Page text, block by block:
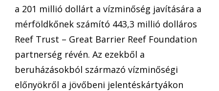
a 201 millió dollárt a vízminőség javítására a
mérföldkőnek számító 443,3 millió dolláros
Reef Trust – Great Barrier Reef Foundation
partnerség révén. Az ezekből a
beruházásokból származó vízminőségi
előnyökről a jövőbeni jelentéskártyákon